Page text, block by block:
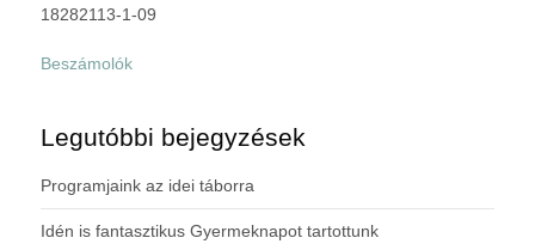
18282113-1-09
Beszámolók
Legutóbbi bejegyzések
Programjaink az idei táborra
Idén is fantasztikus Gyermeknapot tartottunk